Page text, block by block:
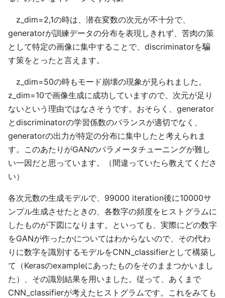
z_dim=2,1の時は、潜在変数の次元が不十分で、
generatorが訓練データの分布を表現しきれず、苦肉の策
として特定の画像に集中することで、discriminatorを騙
す策をとったと言えます。
z_dim=50の時もモード崩壊の現象が見られました。
z_dim=10で画像生成に成功していますので、次元が足り
ないという理由ではなさそうです。おそらく、generator
とdiscriminatorの学習係数のバランスが適切でなく、
generatorの出力が特定の分布に集中したと考えられま
す。このあたりがGANのパラメータチューニングが難し
い一因だと思っています。（間違っていたら教えてくださ
い）
各次元数の生成モデルで、99000 iteration後に10000サ
ンプル生成させたときの、各数字の頻度をヒストグラムに
したものが下図になります。といっても、実際にどの数字
をGANが作ったかについてはわからないので、その代わ
りに数字を識別するモデルをCNN_classifierとして構築し
て（Kerasのexampleにあったものをそのままつかいまし
た）、その識別結果を用いました。従って、あくまで
CNN_classifierが考えたヒストグラムです。これをみても